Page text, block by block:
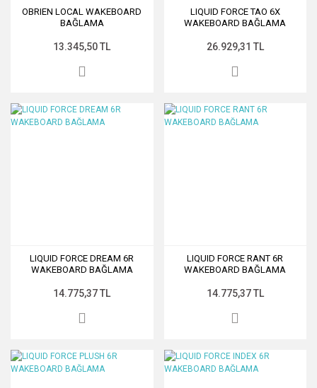
OBRIEN LOCAL WAKEBOARD
BAĞLAMA
13.345,50 TL
LIQUID FORCE TAO 6X
WAKEBOARD BAĞLAMA
26.929,31 TL
LIQUID FORCE DREAM 6R
WAKEBOARD BAĞLAMA
14.775,37 TL
LIQUID FORCE RANT 6R
WAKEBOARD BAĞLAMA
14.775,37 TL